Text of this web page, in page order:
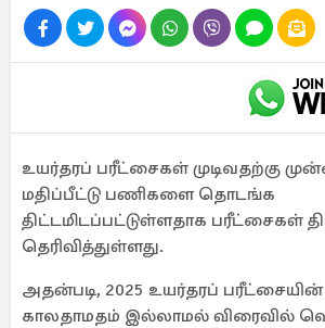
உயர்தரப் பரீட்சைகள் முடிவதற்கு
மதிப்பீட்டு பணிகளை தொடங்க
திட்டமிடப்பட்டுள்ளதாக பரீட்சைகள்
தெரிவித்துள்ளது.
அதன்படி, 2025 உயர்தரப்
காலதாமதம் இல்லாமல் விரைவில்